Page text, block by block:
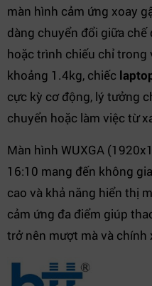
màn hình cảm ứng xoay
dàng chuyển đổi giữa
hoặc trình chiếu chỉ trong
khoảng 1.4kg, chiếc
cực kỳ cơ động, lý tưởng
chuyển hoặc làm việc từ
Màn hình WUXGA
16:10 mang đến không
cao và khả năng hiển thị
cảm ứng đa điểm giúp
trở nên mượt mà và chính